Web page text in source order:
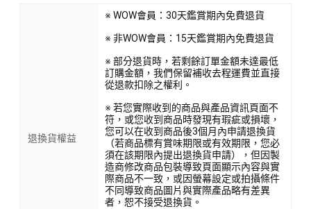
退換貨權益
※ WOW會員：30天鑑賞期內免費退貨
※ 非WOW會員：15天鑑賞期內免費退貨
※ 部分退貨時，若剩餘訂單金額未達最低
訂購金額，我們保留補收去程運費並直接
從退款扣除之權利。
※ 若您實際收到的商品與產品資訊頁面不
符，或您收到商品時發現有瑕疵或損壞，
您可以在收到商品後3個月內申請退換貨
（若商品標有賞味期限或有效期限，您必
須在該期限內提出退換貨申請），但因製
造商修改商品包裝導致頁面顯示內容與實
際商品不一致，或因螢幕設定或拍攝條件
不同導致商品圖片與實際產品略有差異
者，恕不接受退換貨。